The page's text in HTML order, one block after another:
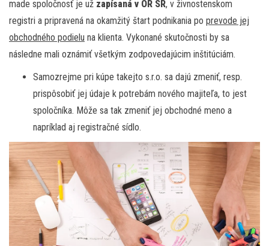
made spoločnosť je už zapísaná v OR SR, v živnostenskom
registri a pripravená na okamžitý štart podnikania po prevode jej
obchodného podielu na klienta. Vykonané skutočnosti by sa
následne mali oznámiť všetkým zodpovedajúcim inštitúciám.
Samozrejme pri kúpe takejto s.r.o. sa dajú zmeniť, resp.
prispôsobiť jej údaje k potrebám nového majiteľa, to jest
spoločníka. Môže sa tak zmeniť jej obchodné meno a
napríklad aj registračné sídlo.